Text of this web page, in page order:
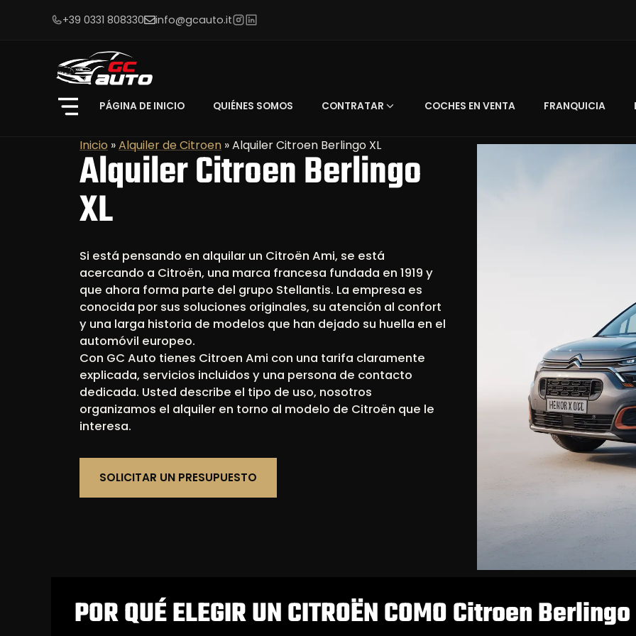
+39 0331 808330 info@gcauto.it
PÁGINA DE INICIO QUIÉNES SOMOS CONTRATAR COCHES EN VENTA FRANQUICIA
Inicio »Alquiler de Citroen »Alquiler Citroen Berlingo XL
Alquiler Citroen Berlingo
XL
Si está pensando en alquilar un Citroën Ami, se está
acercando a Citroën, una marca francesa fundada en 1919 y
que ahora forma parte del grupo Stellantis. La empresa es
conocida por sus soluciones originales, su atención al confort
y una larga historia de modelos que han dejado su huella en el
automóvil europeo.
Con GC Auto tienes Citroen Ami con una tarifa claramente
explicada, servicios incluidos y una persona de contacto
dedicada. Usted describe el tipo de uso, nosotros
organizamos el alquiler en torno al modelo de Citroën que le
interesa.
SOLICITAR UN PRESUPUESTO
POR QUÉ ELEGIR UN CITROËN COMO Citroen